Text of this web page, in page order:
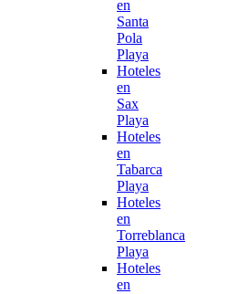
en
Santa
Pola
Playa
Hoteles
en
Sax
Playa
Hoteles
en
Tabarca
Playa
Hoteles
en
Torreblanca
Playa
Hoteles
en